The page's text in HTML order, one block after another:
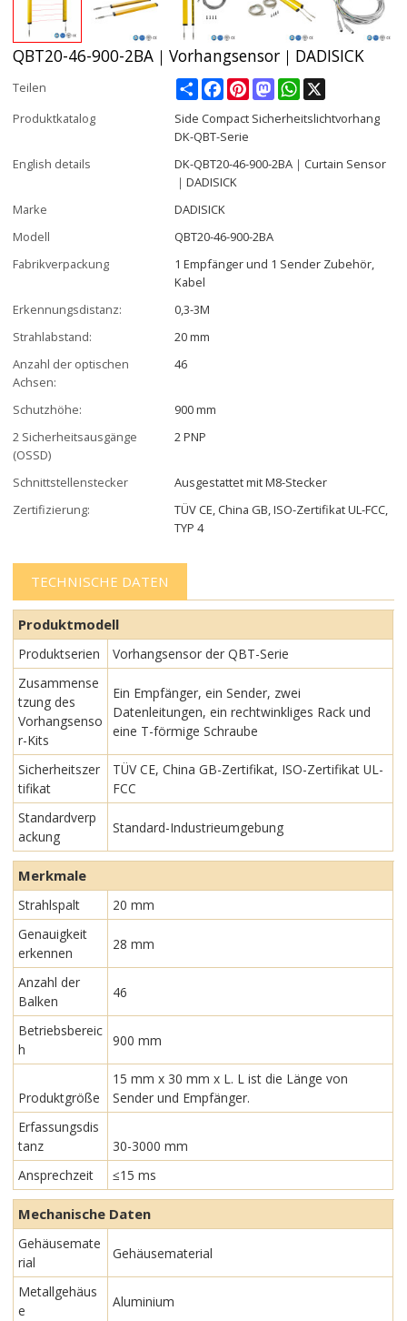
QBT20-46-900-2BA｜Vorhangsensor｜DADISICK
Teilen ShareFacebookPinterestMastodonWhatsApp
Produktkatalog
Side Compact Sicherheitslichtvorhang
DK-QBT-Serie
English details
DK-QBT20-46-900-2BA｜Curtain Sensor
｜DADISICK
Marke
DADISICK
Modell
QBT20-46-900-2BA
Fabrikverpackung
1 Empfänger und 1 Sender Zubehör,
Kabel
Erkennungsdistanz:
0,3-3M
Strahlabstand:
20 mm
Anzahl der optischen
Achsen:
46
Schutzhöhe:
900 mm
2 Sicherheitsausgänge
(OSSD)
2 PNP
Schnittstellenstecker
Ausgestattet mit M8-Stecker
Zertifizierung:
TÜV CE, China GB, ISO-Zertifikat UL-FCC,
TYP 4
TECHNISCHE DATEN
Produktmodell
Produktserien
Vorhangsensor der QBT-Serie
Zusammense
tzung des
Vorhangsenso
r-Kits
Ein Empfänger, ein Sender, zwei
Datenleitungen, ein rechtwinkliges Rack und
eine T-förmige Schraube
Sicherheitszer
tifikat
TÜV CE, China GB-Zertifikat, ISO-Zertifikat UL-
FCC
Standardverp
ackung
Standard-Industrieumgebung
Merkmale
Strahlspalt
20 mm
Genauigkeit
erkennen
28 mm
Anzahl der
Balken
46
Betriebsbereic
h
900 mm
Produktgröße
15 mm x 30 mm x L. L ist die Länge von
Sender und Empfänger.
Erfassungsdis
tanz
30-3000 mm
Ansprechzeit
≤15 ms
Mechanische Daten
Gehäusemate
rial
Gehäusematerial
Metallgehäus
e
Aluminium